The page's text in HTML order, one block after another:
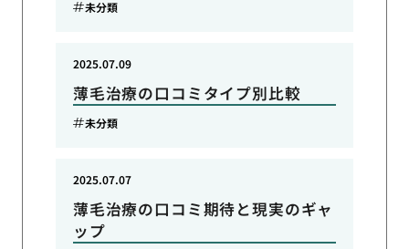
未分類
薄毛治療の口コミタイプ別比較
2025.07.09
未分類
薄毛治療の口コミ期待と現実のギャ
ップ
2025.07.07